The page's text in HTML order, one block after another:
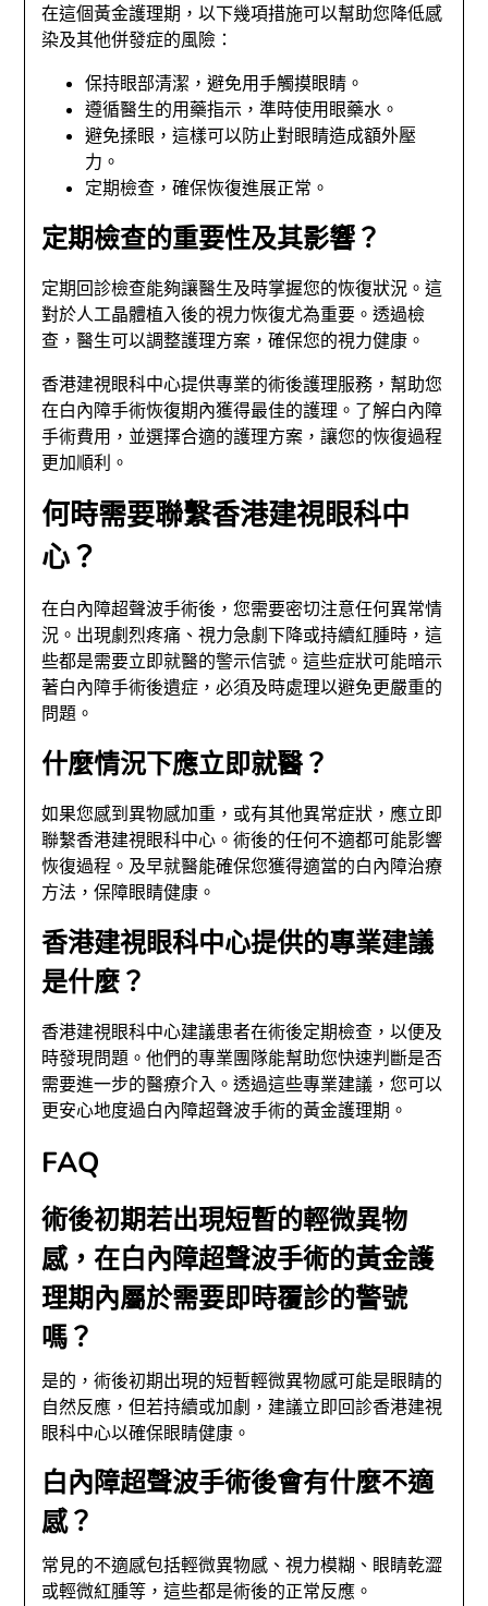
在這個黃金護理期，以下幾項措施可以幫助您降低感
染及其他併發症的風險：
保持眼部清潔，避免用手觸摸眼睛。
遵循醫生的用藥指示，準時使用眼藥水。
避免揉眼，這樣可以防止對眼睛造成額外壓
力。
定期檢查，確保恢復進展正常。
定期檢查的重要性及其影響？
定期回診檢查能夠讓醫生及時掌握您的恢復狀況。這
對於人工晶體植入後的視力恢復尤為重要。透過檢
查，醫生可以調整護理方案，確保您的視力健康。
香港建視眼科中心提供專業的術後護理服務，幫助您
在白內障手術恢復期內獲得最佳的護理。了解白內障
手術費用，並選擇合適的護理方案，讓您的恢復過程
更加順利。
何時需要聯繫香港建視眼科中
心？
在白內障超聲波手術後，您需要密切注意任何異常情
況。出現劇烈疼痛、視力急劇下降或持續紅腫時，這
些都是需要立即就醫的警示信號。這些症狀可能暗示
著白內障手術後遺症，必須及時處理以避免更嚴重的
問題。
什麼情況下應立即就醫？
如果您感到異物感加重，或有其他異常症狀，應立即
聯繫香港建視眼科中心。術後的任何不適都可能影響
恢復過程。及早就醫能確保您獲得適當的白內障治療
方法，保障眼睛健康。
香港建視眼科中心提供的專業建議
是什麼？
香港建視眼科中心建議患者在術後定期檢查，以便及
時發現問題。他們的專業團隊能幫助您快速判斷是否
需要進一步的醫療介入。透過這些專業建議，您可以
更安心地度過白內障超聲波手術的黃金護理期。
FAQ
術後初期若出現短暫的輕微異物
感，在白內障超聲波手術的黃金護
理期內屬於需要即時覆診的警號
嗎？
是的，術後初期出現的短暫輕微異物感可能是眼睛的
自然反應，但若持續或加劇，建議立即回診香港建視
眼科中心以確保眼睛健康。
白內障超聲波手術後會有什麼不適
感？
常見的不適感包括輕微異物感、視力模糊、眼睛乾澀
或輕微紅腫等，這些都是術後的正常反應。